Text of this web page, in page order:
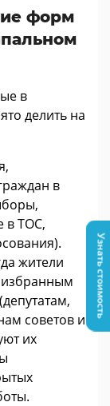
форм
в
делить на
в
в ТОС,
жители
советов и
их
Узнать стоимость